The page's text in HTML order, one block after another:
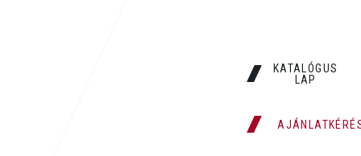
KATALÓGUS
LAP